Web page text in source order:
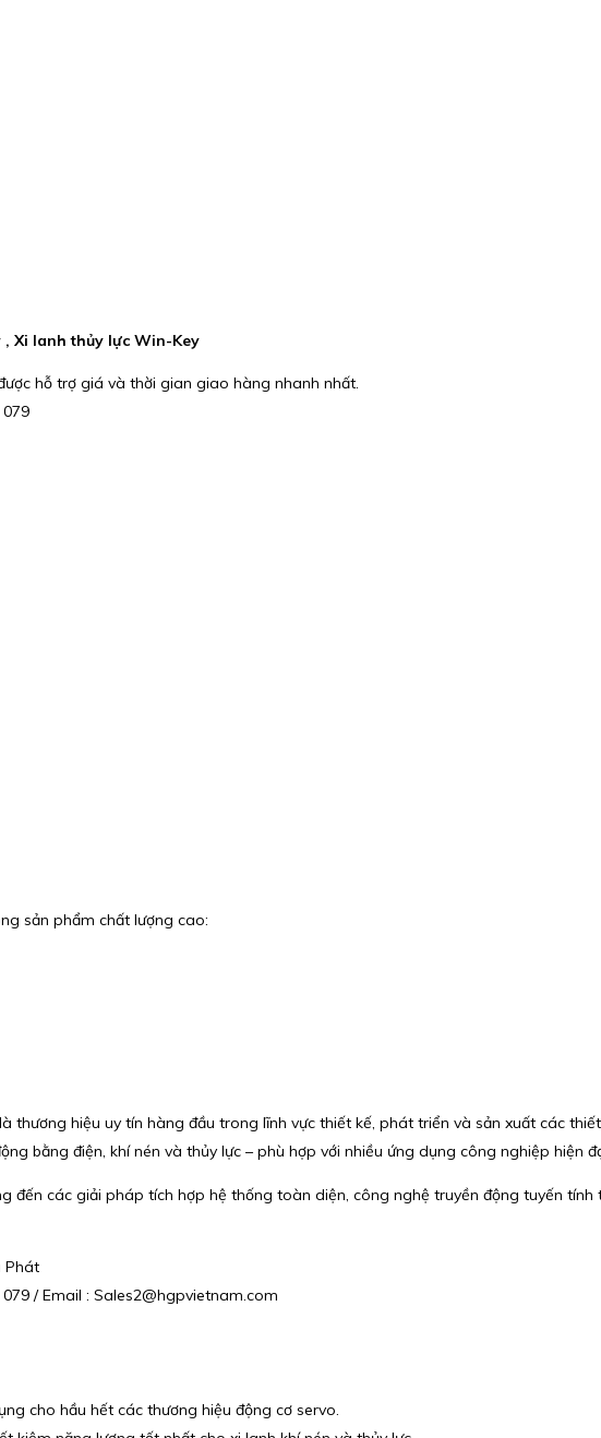
Xi lanh thủy lực Win-Key
hỗ trợ giá và thời gian giao hàng nhanh nhất.
sản phẩm chất lượng cao:
thương hiệu uy tín hàng đầu trong lĩnh vực thiết kế, phát triển và sản xuất các
bằng điện, khí nén và thủy lực – phù hợp với nhiều ứng dụng công nghiệp hiện
đến các giải pháp tích hợp hệ thống toàn diện, công nghệ truyền động tuyến
Phát
/ Email : Sales2@hgpvietnam.com
cho hầu hết các thương hiệu động cơ servo.